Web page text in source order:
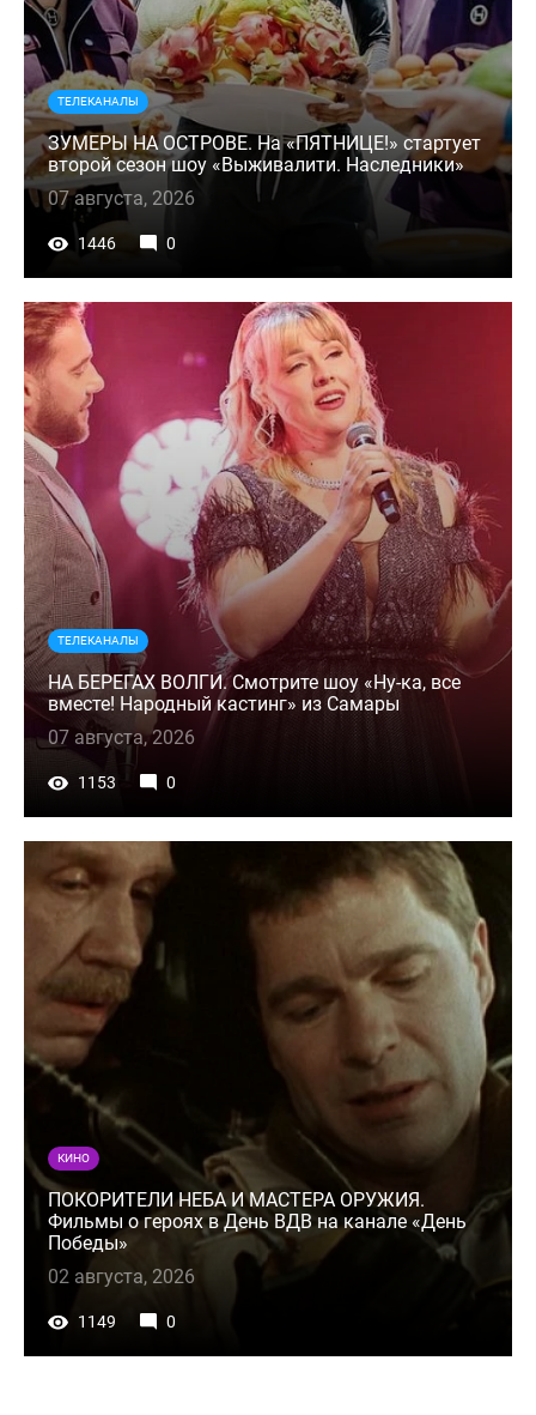
ТЕЛЕКАНАЛЫ
ЗУМЕРЫ НА ОСТРОВЕ. На «ПЯТНИЦЕ!» стартует
второй сезон шоу «Выживалити. Наследники»
07 августа, 2026
1446 0
ТЕЛЕКАНАЛЫ
НА БЕРЕГАХ ВОЛГИ. Смотрите шоу «Ну-ка, все
вместе! Народный кастинг» из Самары
07 августа, 2026
1153 0
КИНО
ПОКОРИТЕЛИ НЕБА И МАСТЕРА ОРУЖИЯ.
Фильмы о героях в День ВДВ на канале «День
Победы»
02 августа, 2026
1149 0